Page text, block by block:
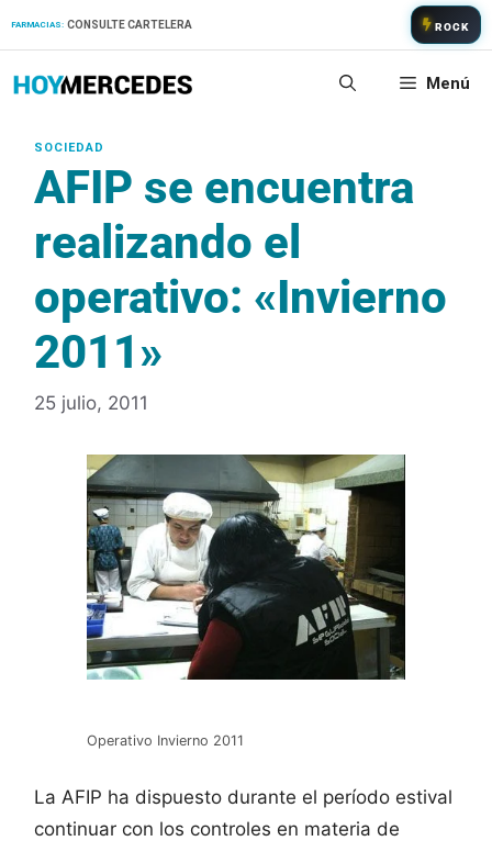
FARMACIAS: CONSULTE CARTELERA ROCK
Menú
AFIP se encuentra
realizando el
operativo: «Invierno
2011»
25 julio, 2011
Operativo Invierno 2011
La AFIP ha dispuesto durante el período estival
continuar con los controles en materia de